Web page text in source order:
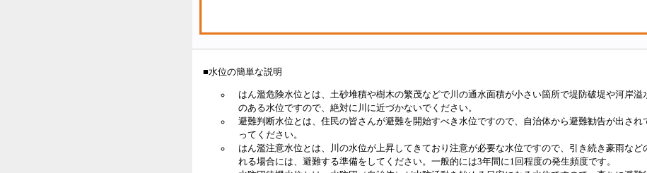
■水位の簡単な説明
はん濫危険水位とは、土砂堆積や樹木の繁茂などで川の通水面積が小さい箇所で堤防破堤や河岸溢
のある水位ですので、絶対に川に近づかないでください。
避難判断水位とは、住民の皆さんが避難を開始すべき水位ですので、自治体から避難勧告が出され
ってください。
はん濫注意水位とは、川の水位が上昇してきており注意が必要な水位ですので、引き続き豪雨など
れる場合には、避難する準備をしてください。一般的には3年間に1回程度の発生頻度です。